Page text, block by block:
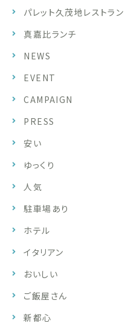
パレット久茂地レストラン
真嘉比ランチ
NEWS
EVENT
CAMPAIGN
PRESS
安い
ゆっくり
人気
駐車場あり
ホテル
イタリアン
おいしい
ご飯屋さん
新都心